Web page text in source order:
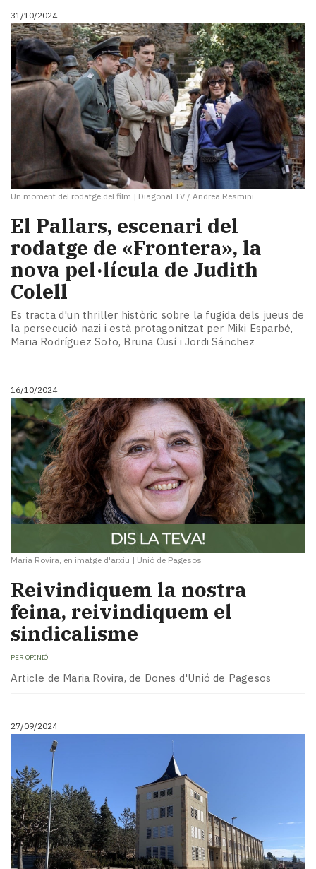
31/10/2024
Un moment del rodatge del film | Diagonal TV / Andrea Resmini
El Pallars, escenari del
rodatge de «Frontera», la
nova pel·lícula de Judith
Colell
Es tracta d'un thriller històric sobre la fugida dels jueus de
la persecució nazi i està protagonitzat per Miki Esparbé,
Maria Rodríguez Soto, Bruna Cusí i Jordi Sánchez
16/10/2024
Maria Rovira, en imatge d'arxiu | Unió de Pagesos
Reivindiquem la nostra
feina, reivindiquem el
sindicalisme
PER OPINIÓ
Article de Maria Rovira, de Dones d'Unió de Pagesos
27/09/2024